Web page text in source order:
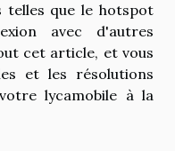
telles que le hotspot
avec d'autres
cet article, et vous
et les résolutions
lycamobile à la